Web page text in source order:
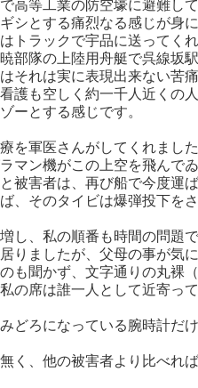
高等工業の防空壕に避難し
シとする痛烈なる感じが身
トラックで宇品に送ってく
部隊の上陸用舟艇で呉線坂
それは実に表現出来ない苦
護も空しく約一千人近くの
ーとする感じです。
を軍医さんがしてくれまし
マン機がこの上空を飛んで
被害者は、再び船で今度運
、そのタイビは爆弾投下を
し、私の順番も時間の問題
りましたが、父母の事が気
も聞かず、文字通りの丸裸
の席は誰一人として近寄っ
どろになっている腕時計だ
く、他の被害者より比べれ